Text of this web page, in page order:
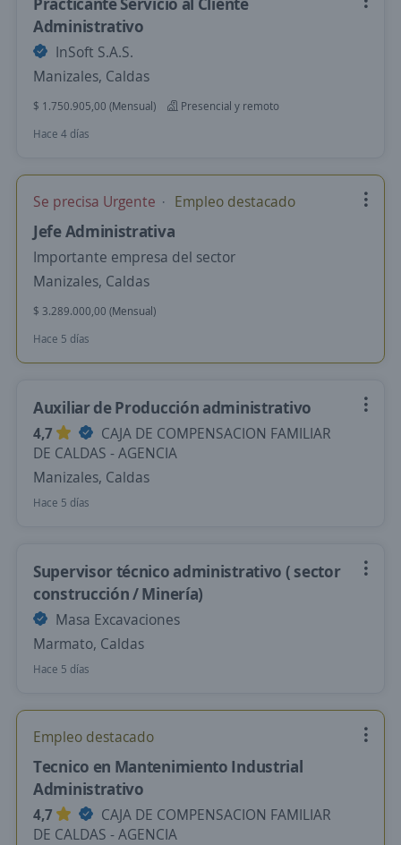
Administrativo
InSoft S.A.S.
Manizales, Caldas
$ 1.750.905,00 (Mensual)
Presencial y remoto
Hace 4 días
Se precisa Urgente Empleo destacado
Jefe Administrativa
Importante empresa del sector
Manizales, Caldas
$ 3.289.000,00 (Mensual)
Hace 5 días
Auxiliar de Producción administrativo
4,7
CAJA DE COMPENSACION FAMILIAR
DE CALDAS - AGENCIA
Manizales, Caldas
Hace 5 días
Supervisor técnico administrativo ( sector
construcción / Minería)
Masa Excavaciones
Marmato, Caldas
Hace 5 días
Empleo destacado
Tecnico en Mantenimiento Industrial
Administrativo
4,7
CAJA DE COMPENSACION FAMILIAR
DE CALDAS - AGENCIA